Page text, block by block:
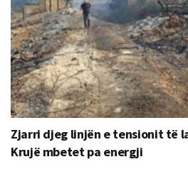
Zjarri djeg linjën e tensionit të
Krujë mbetet pa energji